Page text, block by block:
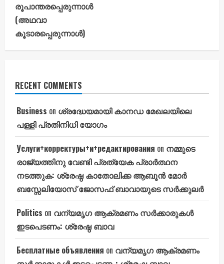
രൂപാന്തരപ്പെരുന്നാൾ
(അഥവാ
കൂടാരപ്പെരുന്നാൾ)
RECENT COMMENTS
Business on ശ്രദ്ധേയമായി കാനഡ മേഖലയിലെ
പള്ളി പ്രതിനിധി യോഗം
Услуги+корректуры+и+редактирования on നമ്മുടെ
രാജ്യത്തിനു വേണ്ടി പ്രത്യേക പ്രാർത്ഥന
നടത്തുക: ശ്രേഷ്ഠ കാതോലിക്ക ആബൂൻ മോർ
ബസ്സേലിയോസ് ജോസഫ് ബാവായുടെ സർക്കുലർ
Politics on വന്യമൃഗ ആക്രമണം സർക്കാരുകൾ
ഇടപെടണം: ശ്രേഷ്ഠ ബാവ
Бесплатные объявления on വന്യമൃഗ ആക്രമണം